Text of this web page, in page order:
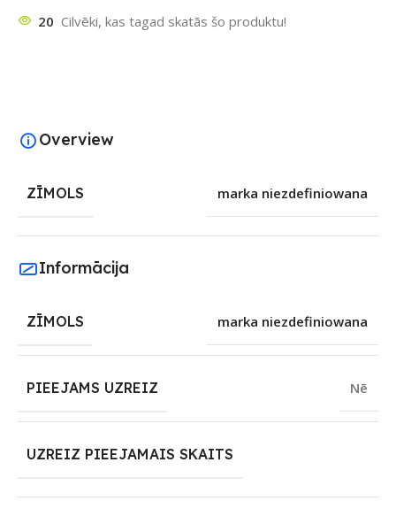
20 Cilvēki, kas tagad skatās šo produktu!
Overview
ZĪMOLS marka niezdefiniowana
Informācija
ZĪMOLS marka niezdefiniowana
PIEEJAMS UZREIZ Nē
UZREIZ PIEEJAMAIS SKAITS